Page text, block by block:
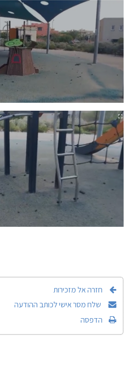
חזרה אל מזכירות
שלח מסר אישי לכותב ההודעה
הדפסה